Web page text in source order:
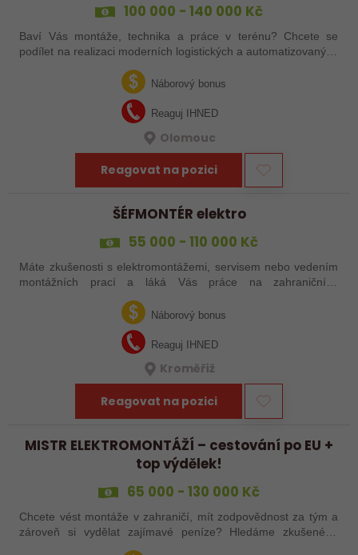
100 000 - 140 000 Kč
Baví Vás montáže, technika a práce v terénu? Chcete se
podílet na realizaci moderních logistických a automatizovaných
servisní technik nebo…
Náborový bonus
Reaguj IHNED
Olomouc
Reagovat na pozici
ŠÉFMONTÉR elektro
55 000 - 110 000 Kč
Máte zkušenosti s elektromontážemi, servisem nebo vedením
montážních prací a láká Vás práce na zahraničních
projektech? Nebo jste šikovný elektrikář či elektromontér, který
už nechce být jen „řadový…Náborový bonus
Reaguj IHNED
Kroměříž
Reagovat na pozici
MISTR ELEKTROMONTÁŽÍ – cestování po EU +
top výdělek!
65 000 - 130 000 Kč
Chcete vést montáže v zahraničí, mít zodpovědnost za tým a
zároveň si vydělat zajímavé peníze? Hledáme zkušeného